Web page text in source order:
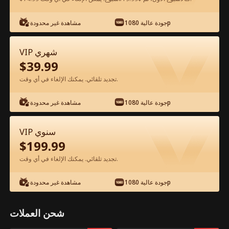
شاهد مجانًا في التطبيق
الحلقة 22 - لاعب الوسط المفقود الفيلم
كامل
0-49 50-77
22 23 24 25 26
مشاهدة غير محدودة جودة عالية 1080p
VIP شهري
$39.99
تجديد تلقائي. يمكنك الإلغاء في أي وقت.
مشاهدة غير محدودة جودة عالية 1080p
VIP سنوي
$199.99
تجديد تلقائي. يمكنك الإلغاء في أي وقت.
مشاهدة غير محدودة جودة عالية 1080p
شحن العملات